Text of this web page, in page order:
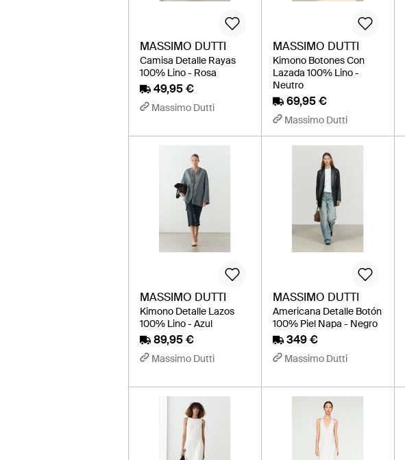
MASSIMO DUTTI
Camisa Detalle Rayas
100% Lino - Rosa
49,95 €
Massimo Dutti
MASSIMO DUTTI
Kimono Botones Con
Lazada 100% Lino -
Neutro
69,95 €
Massimo Dutti
MASSIMO DUTTI
Kimono Detalle Lazos
100% Lino - Azul
89,95 €
Massimo Dutti
MASSIMO DUTTI
Americana Detalle Botón
100% Piel Napa - Negro
349 €
Massimo Dutti